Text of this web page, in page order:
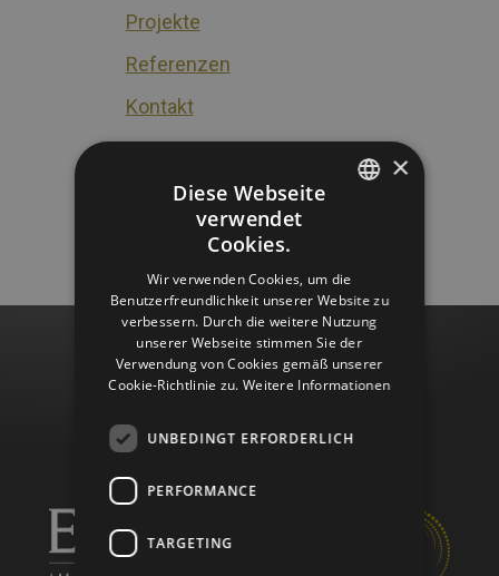
Projekte
Referenzen
Kontakt
Karriere
Karriere Danke
ENGLISH
×
Diese Webseite
verwendet
Cookies.
Wir verwenden Cookies, um die
Benutzerfreundlichkeit unserer Website zu
verbessern. Durch die weitere Nutzung
unserer Webseite stimmen Sie der
Verwendung von Cookies gemäß unserer
Cookie-Richtlinie zu. Weitere Informationen
UNBEDINGT ERFORDERLICH
PERFORMANCE
TARGETING